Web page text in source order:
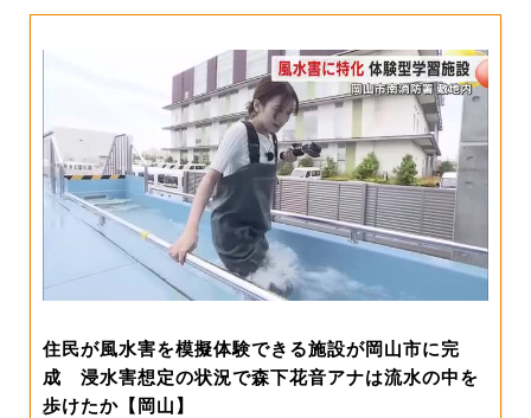
住民が風水害を模擬体験できる施設が岡山市に完
成 浸水害想定の状況で森下花音アナは流水の中を
歩けたか【岡山】